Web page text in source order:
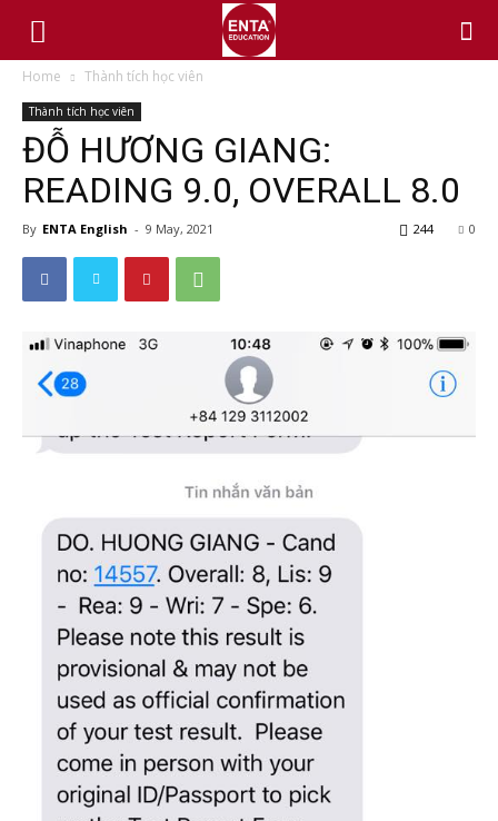
Home Thành tích học viên
Thành tích học viên
ĐỖ HƯƠNG GIANG:
READING 9.0, OVERALL 8.0
By ENTA English - 9 May, 2021 0
244